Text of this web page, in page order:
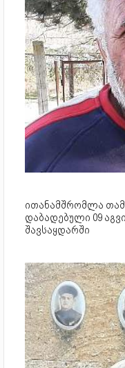
ითანამშრომლა
დაბადებული 09
შავსაყდარში